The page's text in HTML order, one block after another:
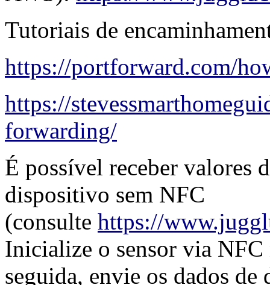
Tutoriais de
https://portforward.com/
https://
forwarding/
É possível receber valores
dispositivo sem NFC
(consulte https://
Inicialize o sensor via
seguida, envie os dados